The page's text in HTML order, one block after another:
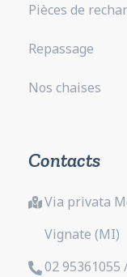
Pièces de
Repassage
Nos chaises
Contacts
Via privata
Vignate (MI)
02 95361055